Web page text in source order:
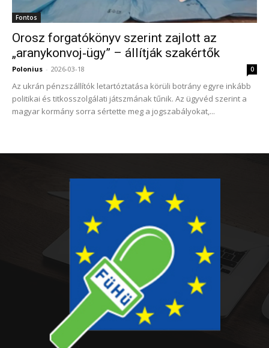
Fontos
Orosz forgatókönyv szerint zajlott az
„aranykonvoj‑ügy” – állítják szakértők
Polonius - 2026-03-18 0
Az ukrán pénzszállítók letartóztatása körüli botrány egyre inkább
politikai és titkosszolgálati játszmának tűnik. Az ügyvéd szerint a
magyar kormány sorra sértette meg a jogszabályokat,...